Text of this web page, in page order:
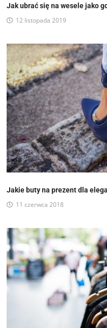
Jak ubrać się na wesele jako
12 listopada 2019
Jakie buty na prezent dla
11 czerwca 2018